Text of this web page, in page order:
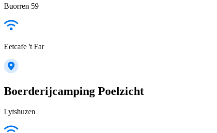
Buorren 59
Eetcafe 't Far
Boerderijcamping Poelzicht
Lytshuzen